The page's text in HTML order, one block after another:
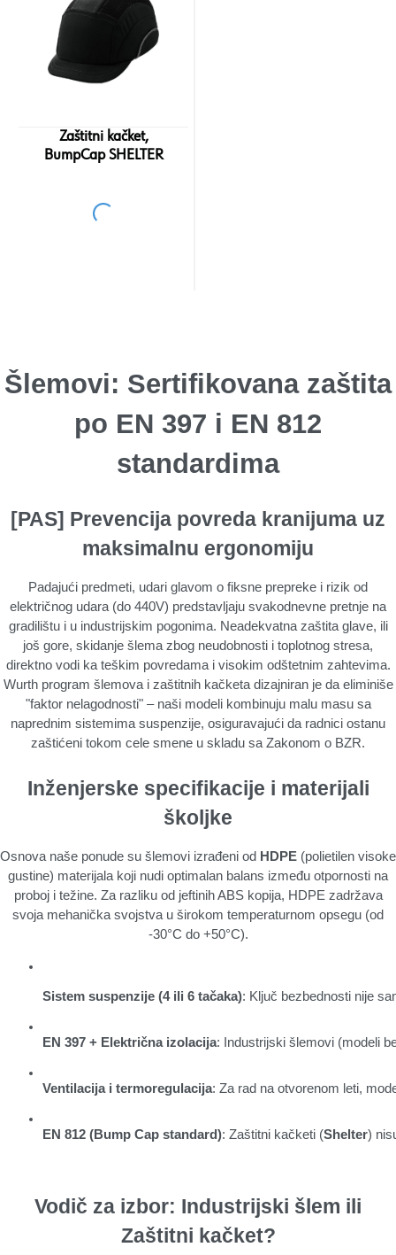
Zaštitni kačket,
BumpCap SHELTER
Šlemovi: Sertifikovana zaštita
po EN 397 i EN 812
standardima
[PAS] Prevencija povreda kranijuma uz
maksimalnu ergonomiju
Padajući predmeti, udari glavom o fiksne prepreke i rizik od
električnog udara (do 440V) predstavljaju svakodnevne pretnje na
gradilištu i u industrijskim pogonima. Neadekvatna zaštita glave, ili
još gore, skidanje šlema zbog neudobnosti i toplotnog stresa,
direktno vodi ka teškim povredama i visokim odštetnim zahtevima.
Wurth program šlemova i zaštitnih kačketa dizajniran je da eliminiše
"faktor nelagodnosti" – naši modeli kombinuju malu masu sa
naprednim sistemima suspenzije, osiguravajući da radnici ostanu
zaštićeni tokom cele smene u skladu sa Zakonom o BZR.
Inženjerske specifikacije i materijali
školjke
Osnova naše ponude su šlemovi izrađeni od HDPE (polietilen visoke
gustine) materijala koji nudi optimalan balans između otpornosti na
proboj i težine. Za razliku od jeftinih ABS kopija, HDPE zadržava
svoja mehanička svojstva u širokom temperaturnom opsegu (od
-30°C do +50°C).
Sistem suspenzije (4 ili 6 tačaka): Ključ bezbednosti nije
EN 397 + Električna izolacija: Industrijski šlemovi (modeli
Ventilacija i termoregulacija: Za rad na otvorenom leti,
EN 812 (Bump Cap standard): Zaštitni kačketi (Shelter)
Vodič za izbor: Industrijski šlem ili
Zaštitni kačket?